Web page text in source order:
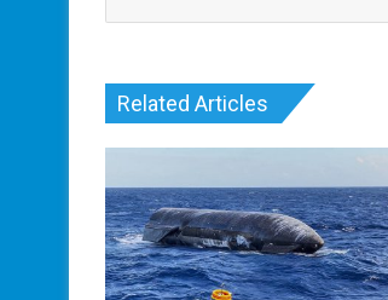
Related Articles